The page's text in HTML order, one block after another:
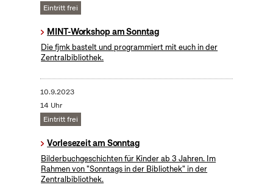
Eintritt frei
MINT-Workshop am Sonntag
Die fjmk bastelt und programmiert mit euch in der
Zentralbibliothek.
10.9.2023
14 Uhr
Eintritt frei
Vorlesezeit am Sonntag
Bilderbuchgeschichten für Kinder ab 3 Jahren. Im
Rahmen von "Sonntags in der Bibliothek" in der
Zentralbibliothek.